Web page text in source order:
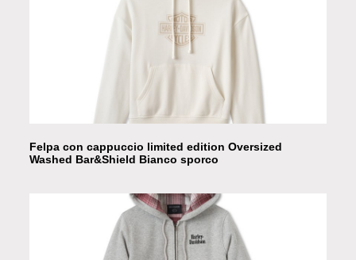
Felpa con cappuccio limited edition Oversized
Washed Bar&Shield Bianco sporco